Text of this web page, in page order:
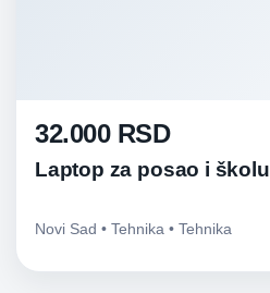
32.000 RSD
Laptop za posao i školu
Novi Sad • Tehnika • Tehnika